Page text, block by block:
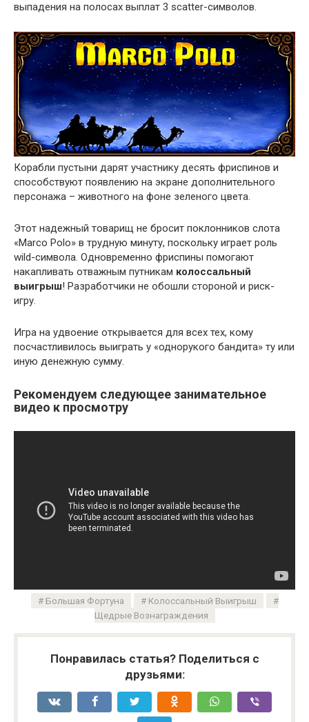
выпадения на полосах выплат 3 scatter-символов.
Корабли пустыни дарят участнику десять фриспинов и
способствуют появлению на экране дополнительного
персонажа – животного на фоне зеленого цвета.
Этот надежный товарищ не бросит поклонников слота
«Marco Polo» в трудную минуту, поскольку играет роль
wild-символа. Одновременно фриспины помогают
накапливать отважным путникам колоссальный
выигрыш! Разработчики не обошли стороной и риск-
игру.
Игра на удвоение открывается для всех тех, кому
посчастливилось выиграть у «однорукого бандита» ту или
иную денежную сумму.
Рекомендуем следующее занимательное
видео к просмотру
Большая Фортуна
Колоссальный Выигрыш
Щедрые Вознаграждения
Понравилась статья? Поделиться с
друзьями: